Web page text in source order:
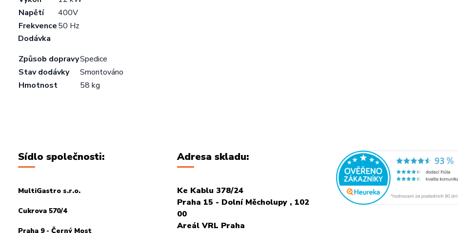
Napětí
400V
Frekvence50 Hz
Dodávka
Způsob dopravySpedice
Stav dodávky
Smontováno
Hmotnost
58 kg
Sídlo společnosti:
MultiGastro s.r.o.
Cukrova 570/4
Praha 9 - Černý Most
Adresa skladu:
Ke Kablu 378/24
Praha 15 - Dolní Měcholupy , 102
00
Areál VRL Praha